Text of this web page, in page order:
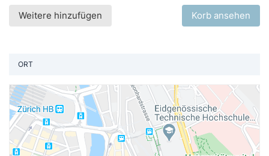
Weitere hinzufügen Korb ansehen
ORT